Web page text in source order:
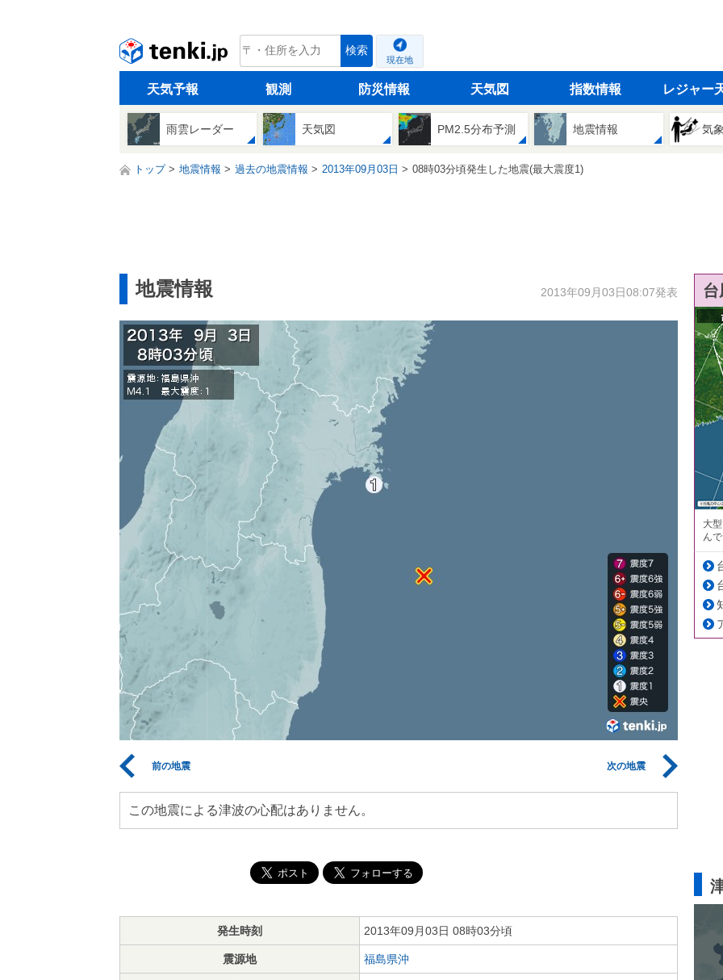
tenki.jp 検索
現在地
天気予報 観測 防災情報 天気図 指数情報 レジャー
雨雲レーダー 天気図 PM2.5分布予測 地震情報 気
トップ 地震情報 過去の地震情報 2013年09月03日 08時03分頃発生した地震(最大震度1)
地震情報 2013年09月03日08:07発表
前の地震 次の地震
この地震による津波の心配はありません。
発生時刻 2013年09月03日 08時03分頃
震源地 福島県沖
大
ん